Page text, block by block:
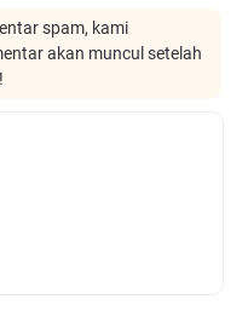
spam, kami
akan muncul setelah